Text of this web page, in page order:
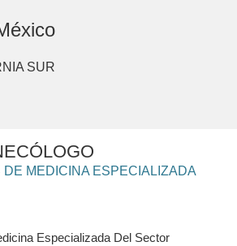
SUR
DE MEDICINA ESPECIALIZADA
Especializada Del Sector